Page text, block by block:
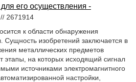
его осуществления -
// 2671914
к области обнаружения
Сущность изобретений заключается в
металлических предметов
этапы, на которых исходящий сигнал
источниками электромагнитного
настройки,